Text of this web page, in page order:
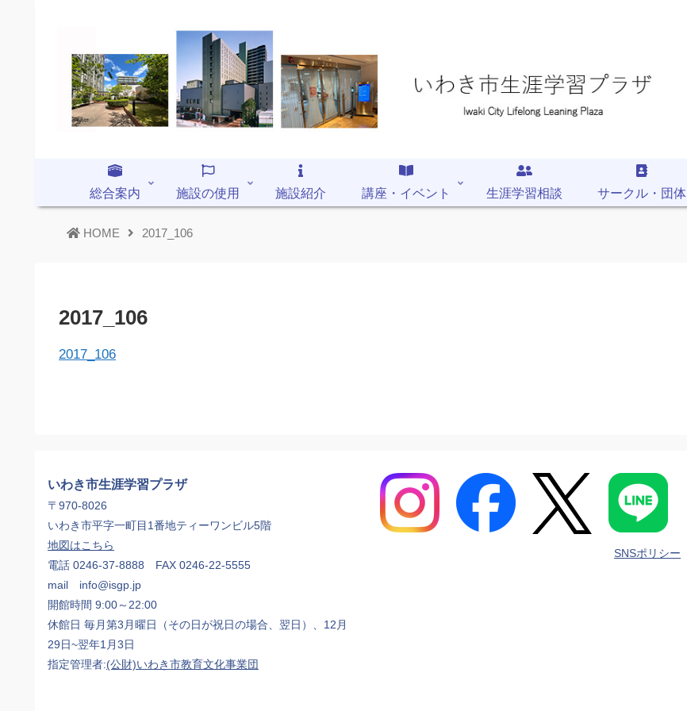
総合案内 施設の使用 施設紹介 講座・イベント 生涯学習相談 サークル・団体
HOME 2017_106
2017_106
2017_106
いわき市生涯学習プラザ
〒970-8026
いわき市平字一町目1番地ティーワンビル5階
地図はこちら
電話 0246-37-8888 FAX 0246-22-5555
mail info@isgp.jp
開館時間 9:00～22:00
休館日 毎月第3月曜日（その日が祝日の場合、翌日）、12月
29日~翌年1月3日
指定管理者:(公財)いわき市教育文化事業団
SNSポリシー